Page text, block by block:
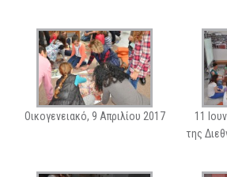
Οικογενειακό, 9 Απριλίου 2017
11
της